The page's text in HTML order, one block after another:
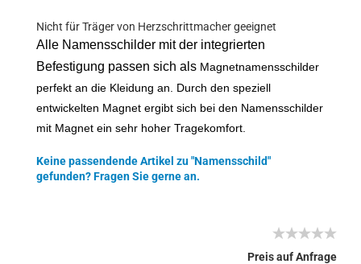
Nicht für Träger von Herzschrittmacher geeignet
Alle Namensschilder mit der integrierten
Befestigung passen sich als Magnetnamensschilder
perfekt an die Kleidung an. Durch den speziell
entwickelten Magnet ergibt sich bei den Namensschilder
mit Magnet ein sehr hoher Tragekomfort.
Keine passendende Artikel zu "Namensschild"
gefunden? Fragen Sie gerne an.
Preis auf Anfrage